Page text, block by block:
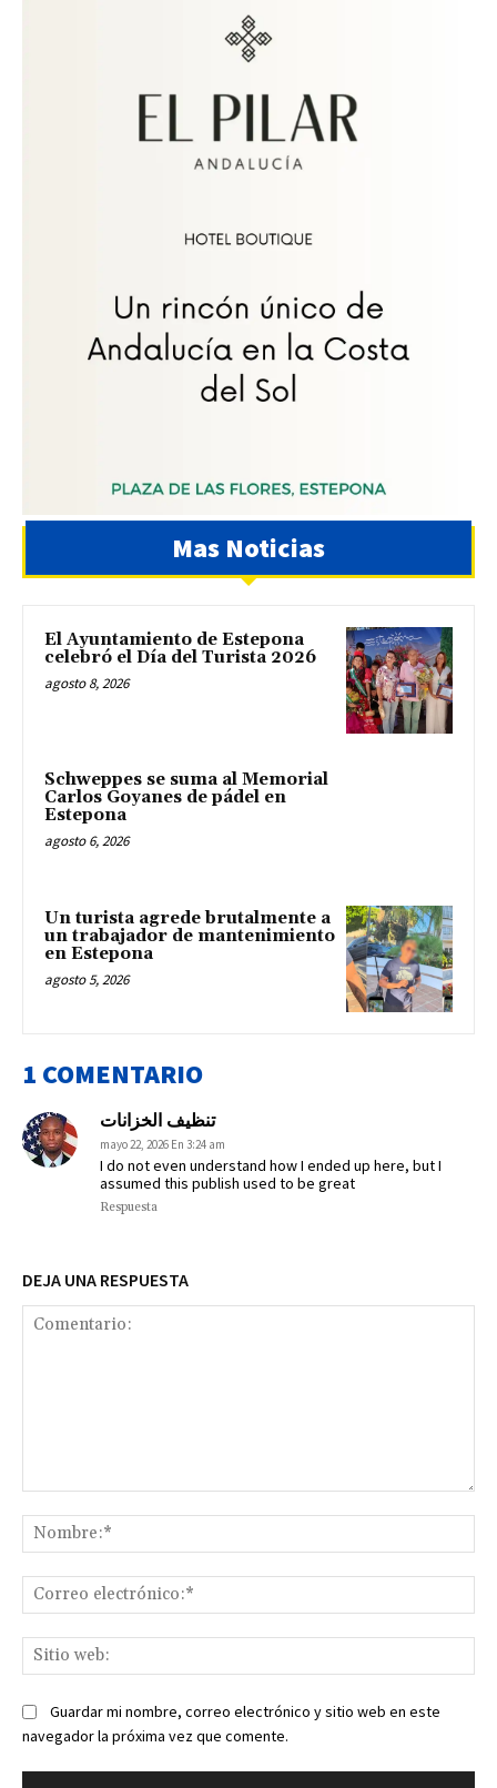
Mas Noticias
El Ayuntamiento de Estepona
celebró el Día del Turista 2026
agosto 8, 2026
Schweppes se suma al Memorial
Carlos Goyanes de pádel en
Estepona
agosto 6, 2026
Un turista agrede brutalmente a
un trabajador de mantenimiento
en Estepona
agosto 5, 2026
1 COMENTARIO
تنظيف الخزانات
mayo 22, 2026 En 3:24 am
I do not even understand how I ended up here, but I
assumed this publish used to be great
Respuesta
DEJA UNA RESPUESTA
Guardar mi nombre, correo electrónico y sitio web en este
navegador la próxima vez que comente.